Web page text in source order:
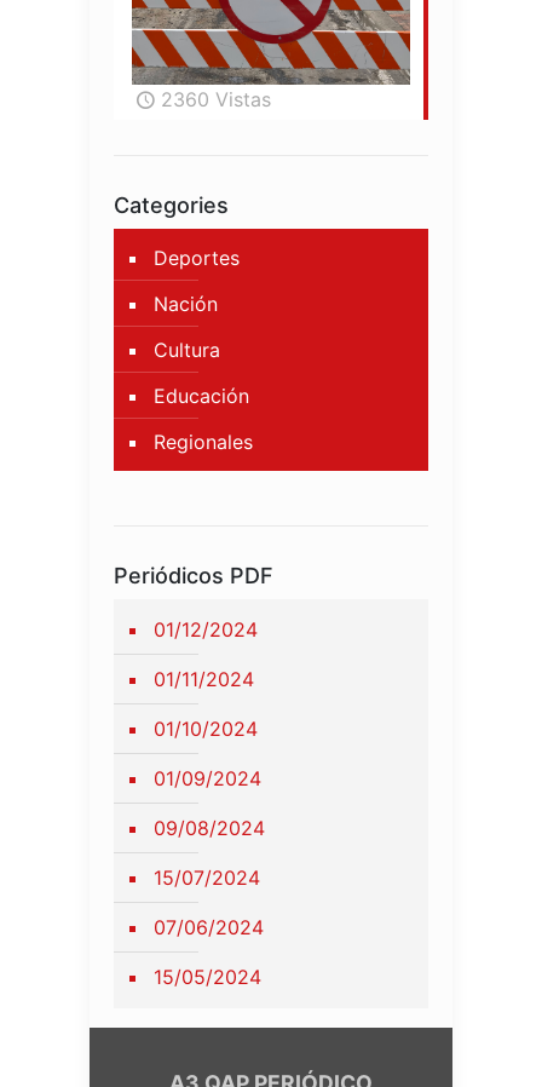
2360 Vistas
Categories
Deportes
Nación
Cultura
Educación
Regionales
Periódicos PDF
01/12/2024
01/11/2024
01/10/2024
01/09/2024
09/08/2024
15/07/2024
07/06/2024
15/05/2024